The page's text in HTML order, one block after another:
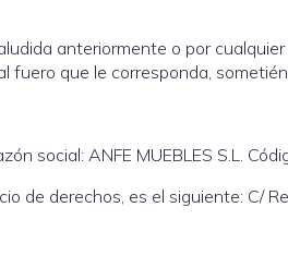
anteriormente o por
que le corresponda,
social: ANFE MUEBLES S.L.
derechos, es el siguiente: C/